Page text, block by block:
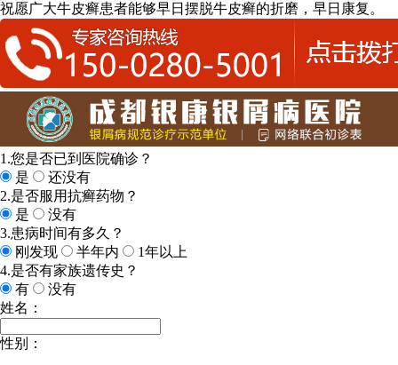
祝愿广大牛皮癣患者能够早日摆脱牛皮癣的折磨，早日康复。
1.您是否已到医院确诊？
是
还没有
2.是否服用抗癣药物？
是
没有
3.患病时间有多久？
刚发现
半年内
1年以上
4.是否有家族遗传史？
有
没有
姓名：
性别：